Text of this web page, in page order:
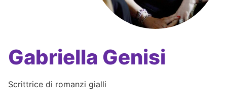
Gabriella Genisi
Scrittrice di romanzi gialli